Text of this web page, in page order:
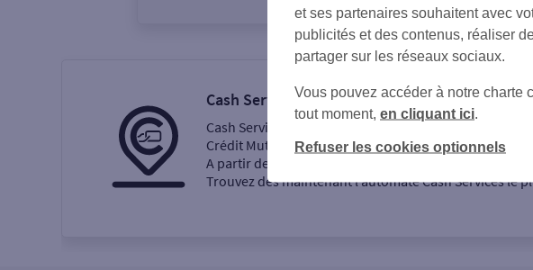
Cash Services
Cash Services est la nouvelle marque de services
Crédit Mutuel et CIC.
A partir de septembre 2024, les distributeurs
Trouvez dès maintenant l’automate Cash Services le
et ses partenaires souhaitent avec
publicités et des contenus, réaliser
partager sur les réseaux sociaux.
Vous pouvez accéder à notre charte
tout moment, en cliquant ici.
Refuser les cookies optionnels